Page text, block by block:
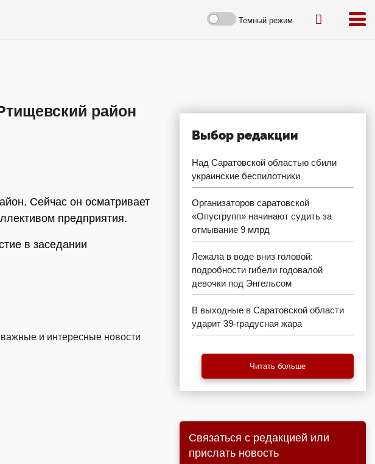
Темный режим
район
Сейчас он осматривает
предприятия.
в заседании
и интересные новости
Выбор редакции
Над Саратовской областью сбили
украинские беспилотники
Организаторов саратовской
«Опусгрупп» начинают судить за
отмывание 9 млрд
Лежала в воде вниз головой:
подробности гибели годовалой
девочки под Энгельсом
В выходные в Саратовской области
ударит 39-градусная жара
Читать больше
Связаться с редакцией или
прислать новость